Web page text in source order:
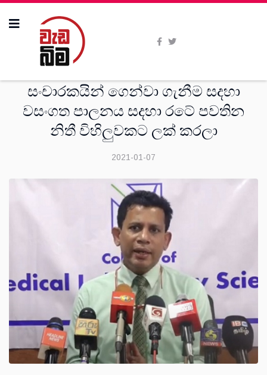
සංචාරකයින් ගෙන්වා ගැනීම සදහා
වසංගත පාලනය සදහා රටේ පවතින
නිතී විහිලුවකට ලක් කරලා
2021-01-07